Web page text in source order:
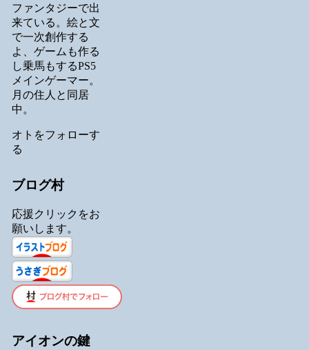
ファンタジーで出
来ている。絵と文
で一次創作する
よ、ゲームも作る
し乗馬もするPS5
メインゲーマー。
月の住人と同居
中。
オトをフォローす
る
ブログ村
応援クリックをお
願いします。
アイオンの鍵